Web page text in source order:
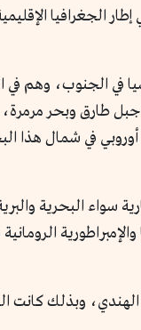
الجغرافيا
في الجنوب، وهم في
جبل طارق وبحر
في شمال هذا
سواء البحرية
الهندي، وبذلك كانت